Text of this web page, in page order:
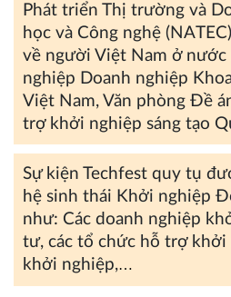
Phát triển Thị trường và
học và Công nghệ
về người Việt Nam ở nước
nghiệp Doanh nghiệp
Việt Nam, Văn phòng Đề
trợ khởi nghiệp sáng tạo
Sự kiện Techfest quy tụ
hệ sinh thái Khởi nghiệp
như: Các doanh nghiệp
tư, các tổ chức hỗ trợ khởi
khởi nghiệp,…